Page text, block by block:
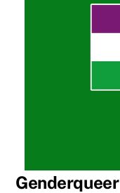
Genderqueer